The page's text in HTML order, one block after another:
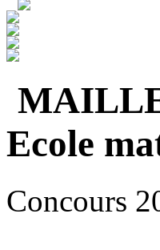
Ecole
Concours